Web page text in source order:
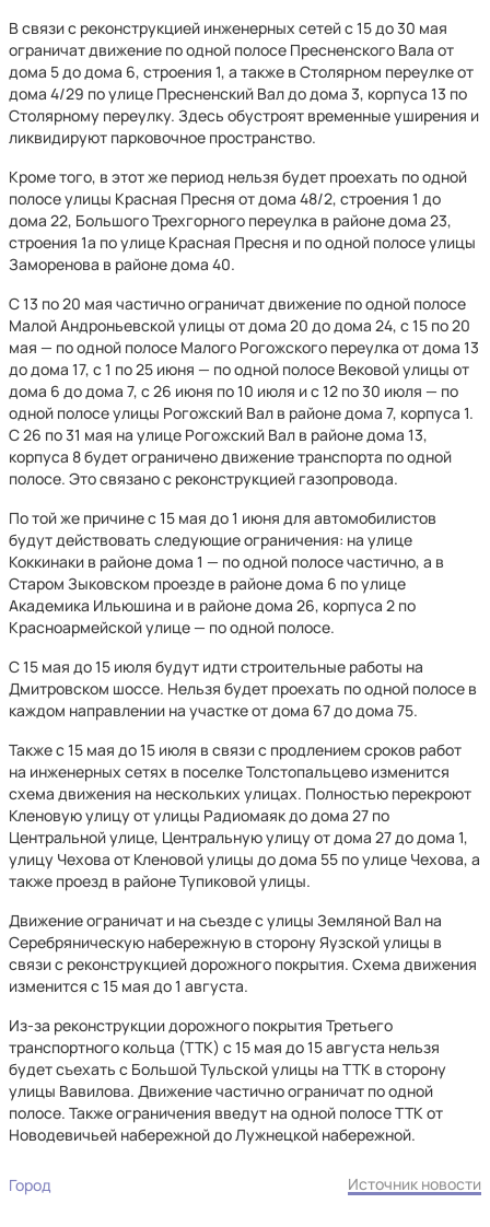
В связи с реконструкцией инженерных сетей с 15 до 30 мая
ограничат движение по одной полосе Пресненского Вала от
дома 5 до дома 6, строения 1, а также в Столярном переулке от
дома 4/29 по улице Пресненский Вал до дома 3, корпуса 13 по
Столярному переулку. Здесь обустроят временные уширения и
ликвидируют парковочное пространство.
Кроме того, в этот же период нельзя будет проехать по одной
полосе улицы Красная Пресня от дома 48/2, строения 1 до
дома 22, Большого Трехгорного переулка в районе дома 23,
строения 1а по улице Красная Пресня и по одной полосе улицы
Заморенова в районе дома 40.
С 13 по 20 мая частично ограничат движение по одной полосе
Малой Андроньевской улицы от дома 20 до дома 24, с 15 по 20
мая — по одной полосе Малого Рогожского переулка от дома 13
до дома 17, с 1 по 25 июня — по одной полосе Вековой улицы от
дома 6 до дома 7, с 26 июня по 10 июля и с 12 по 30 июля — по
одной полосе улицы Рогожский Вал в районе дома 7, корпуса 1.
С 26 по 31 мая на улице Рогожский Вал в районе дома 13,
корпуса 8 будет ограничено движение транспорта по одной
полосе. Это связано с реконструкцией газопровода.
По той же причине с 15 мая до 1 июня для автомобилистов
будут действовать следующие ограничения: на улице
Коккинаки в районе дома 1 — по одной полосе частично, а в
Старом Зыковском проезде в районе дома 6 по улице
Академика Ильюшина и в районе дома 26, корпуса 2 по
Красноармейской улице — по одной полосе.
С 15 мая до 15 июля будут идти строительные работы на
Дмитровском шоссе. Нельзя будет проехать по одной полосе в
каждом направлении на участке от дома 67 до дома 75.
Также с 15 мая до 15 июля в связи с продлением сроков работ
на инженерных сетях в поселке Толстопальцево изменится
схема движения на нескольких улицах. Полностью перекроют
Кленовую улицу от улицы Радиомаяк до дома 27 по
Центральной улице, Центральную улицу от дома 27 до дома 1,
улицу Чехова от Кленовой улицы до дома 55 по улице Чехова, а
также проезд в районе Тупиковой улицы.
Движение ограничат и на съезде с улицы Земляной Вал на
Серебряническую набережную в сторону Яузской улицы в
связи с реконструкцией дорожного покрытия. Схема движения
изменится с 15 мая до 1 августа.
Из-за реконструкции дорожного покрытия Третьего
транспортного кольца (ТТК) с 15 мая до 15 августа нельзя
будет съехать с Большой Тульской улицы на ТТК в сторону
улицы Вавилова. Движение частично ограничат по одной
полосе. Также ограничения введут на одной полосе ТТК от
Новодевичьей набережной до Лужнецкой набережной.
Город Источник новости